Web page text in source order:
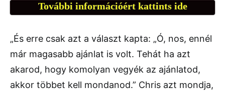
További információért kattints ide
„És erre csak azt a választ kapta: „Ó, nos, ennél
már magasabb ajánlat is volt. Tehát ha azt
akarod, hogy komolyan vegyék az ajánlatod,
akkor többet kell mondanod.” Chris azt mondja,